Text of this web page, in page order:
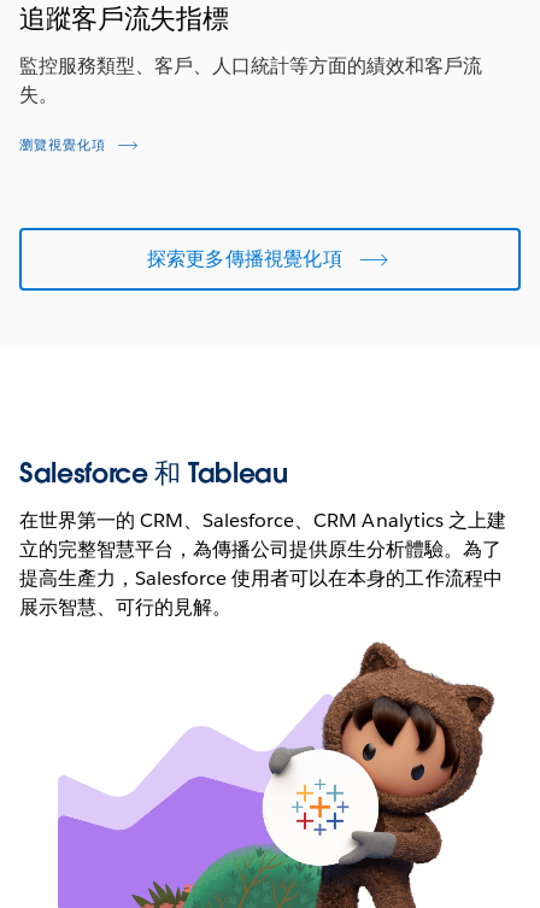
追蹤客戶流失指標
監控服務類型、客戶、人口統計等方面的績效和客戶流
失。
瀏覽視覺化項
探索更多傳播視覺化項
Salesforce 和 Tableau
在世界第一的 CRM、Salesforce、CRM Analytics 之上建
立的完整智慧平台，為傳播公司提供原生分析體驗。為了
提高生產力，Salesforce 使用者可以在本身的工作流程中
展示智慧、可行的見解。